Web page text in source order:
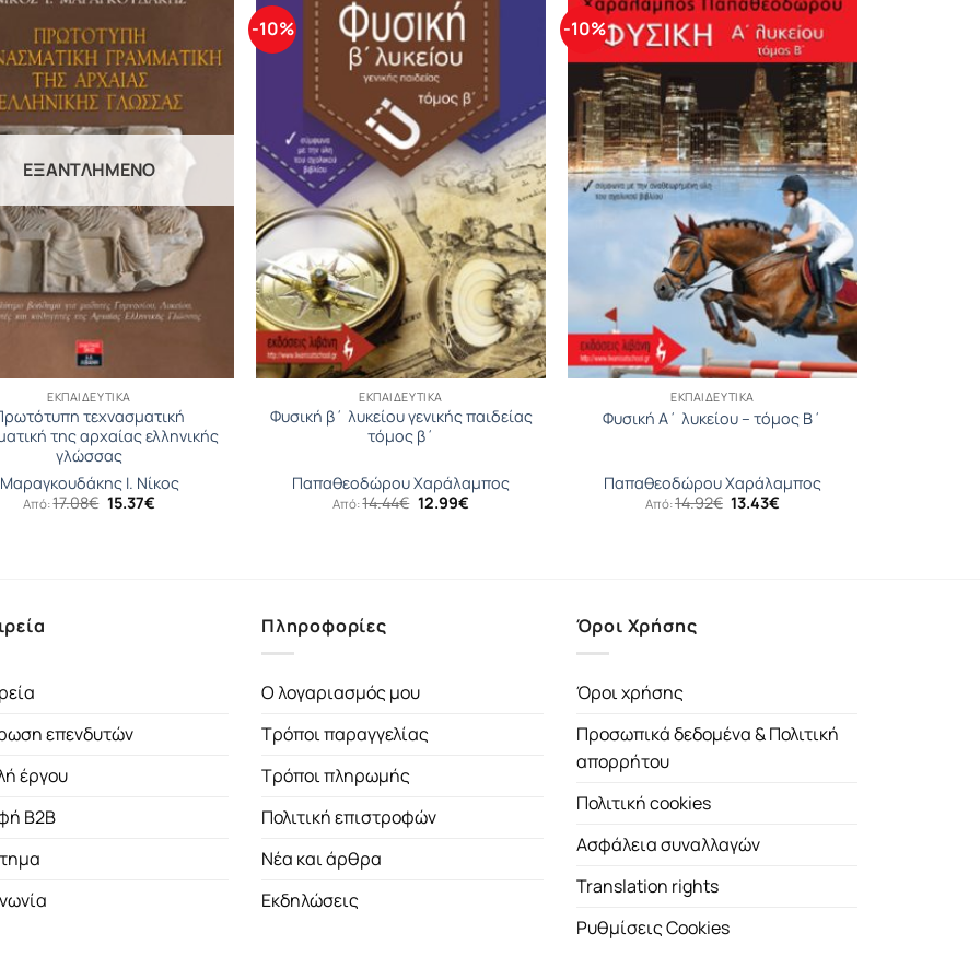
ΕΞΑΝΤΛΗΜΈΝΟ
ΕΚΠΑΙΔΕΥΤΙΚΆ
τεχνασματική
της αρχαίας ελληνικής
γλώσσας
Μαραγκουδάκης Ι. Νίκος
Από:17.08€ Original
price
15.37€Η
-10%
ΕΚΠΑΙΔΕΥΤΙΚΆ
Φυσική β΄ λυκείου γενικής παιδείας
τόµος β΄
Παπαθεοδώρου Χαράλαμπος
Από:14.44€ Original
price
12.99€Η
-10%
ΕΚΠΑΙΔΕΥΤΙΚΆ
Φυσική Α΄ λυκείου – τόμος B΄
Παπαθεοδώρου Χαράλαμπος
Από:14.92€ Original
price
13.43€
επενδυτών
έργου
B2B
Πληροφορίες
Ο λογαριασμός μου
Τρόποι παραγγελίας
Τρόποι πληρωμής
Πολιτική επιστροφών
Νέα και άρθρα
Εκδηλώσεις
Όροι Χρήσης
Όροι χρήσης
Προσωπικά δεδομένα & Πολιτική
απορρήτου
Πολιτική cookies
Ασφάλεια συναλλαγών
Translation rights
Ρυθμίσεις Cookies